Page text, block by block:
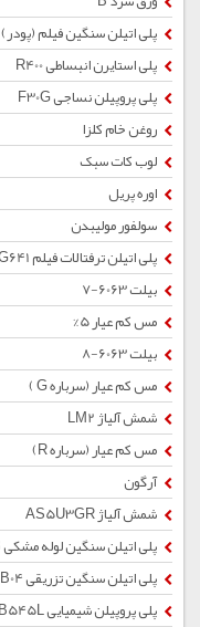
پلی اتیلن سنگین فیلم (پودر) EX5
پلی استایرن انبساطی R400
پلی پروپیلن نساجی F30G
روغن خام کلزا
لوب کات سبک
اوره پریل
سولفور مولیبدن
پلی اتیلن ترفتالات فیلم FG641
بیلت 6063-7
مس کم عیار 5%
بیلت 6063-8
مس کم عیار (سرباره G )
شمش آلیاژ LM2
مس کم عیار (سرباره R)
آرگون
شمش آلیاژ AS5U3GR
پلی اتیلن سنگین لوله مشکی CRP100B
پلی اتیلن سنگین تزریقی 54B04
پلی پروپیلن شیمیایی ZB545L